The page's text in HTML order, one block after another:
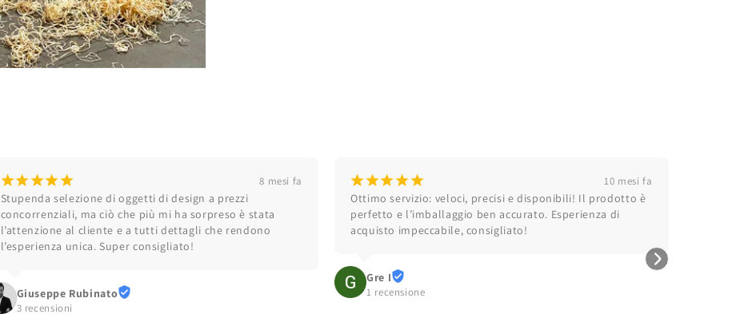
¡¡¡¡¡ 8 mesi fa
Stupenda selezione di oggetti di design a prezzi
concorrenziali, ma ciò che più mi ha sorpreso è stata
l’attenzione al cliente e a tutti dettagli che rendono
l’esperienza unica. Super consigliato!
Giuseppe Rubinato
3 recensioni
¡¡¡¡¡ 10 mesi fa
Ottimo servizio: veloci, precisi e disponibili! Il prodotto è
perfetto e l’imballaggio ben accurato. Esperienza di
acquisto impeccabile, consigliato!
Gre I
1 recensione